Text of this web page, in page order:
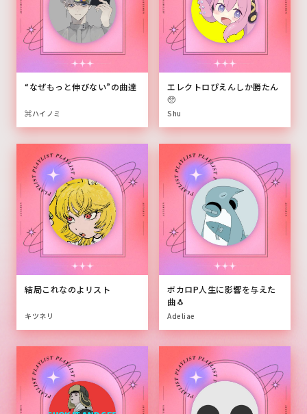
“なぜもっと伸びない”の曲達
⌘ハイノミ
エレクトロぴえんしか勝たん
🥺
Shu
結局これなのよリスト
キツネリ
ボカロP人生に影響を与えた
曲🐧
Adeliae